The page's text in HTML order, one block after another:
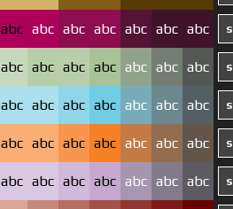
abc abc abc abc abc abc abc
abc abc abc abc abc abc abc
abc abc abc abc abc abc abc
abc abc abc abc abc abc abc
abc abc abc abc abc abc abc